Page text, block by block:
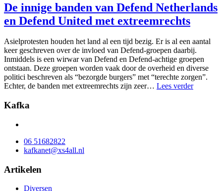
De innige banden van Defend Netherlands
en Defend United met extreemrechts
Asielprotesten houden het land al een tijd bezig. Er is al een aantal
keer geschreven over de invloed van Defend-groepen daarbij.
Inmiddels is een wirwar van Defend en Defend-achtige groepen
ontstaan. Deze groepen worden vaak door de overheid en diverse
politici beschreven als “bezorgde burgers” met “terechte zorgen”.
Echter, de banden met extreemrechts zijn zeer… Lees verder
Kafka
06 51682822
kafkanet@xs4all.nl
Artikelen
Diversen